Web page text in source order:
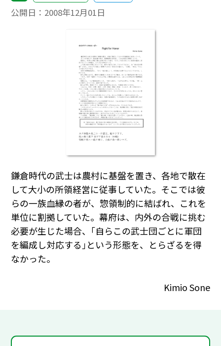
公開日： 2008年12月01日
鎌倉時代の武士は農村に基盤を置き、各地で散在
して大小の所領経営に従事していた。そこでは彼
らの一族血縁の者が、惣領制的に結ばれ、これを
単位に割拠していた。幕府は、内外の合戦に挑む
必要が生じた場合、｢自らこの武士団ごとに軍団
を編成し対応する｣という形態を、とらざるを得
なかった。
Kimio Sone